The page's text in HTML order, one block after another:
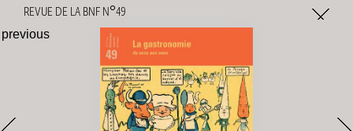
Gestion des cookies
previous
REVUE DE LA BNF N°49